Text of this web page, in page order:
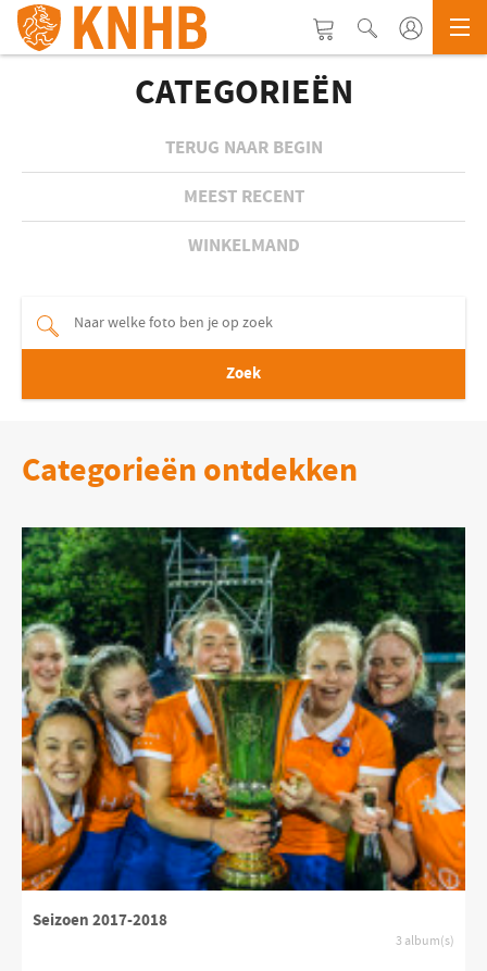
CATEGORIEËN
TERUG NAAR BEGIN
MEEST RECENT
WINKELMAND
Zoek
Categorieën ontdekken
Seizoen 2017-2018
3 album(s)